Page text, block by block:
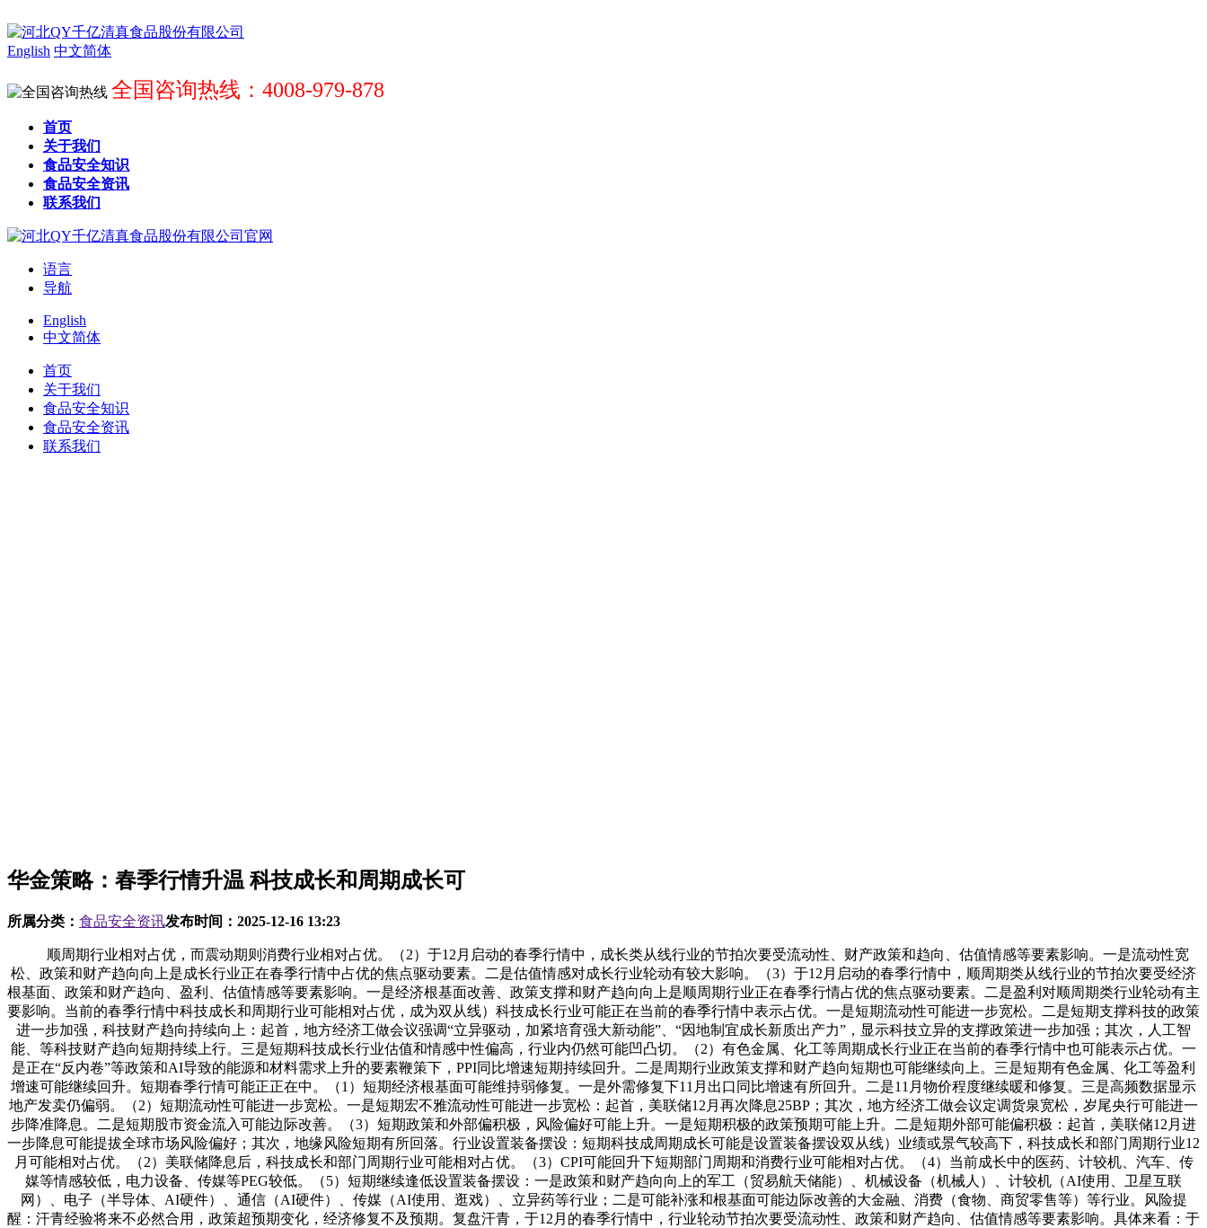
English 中文简体
全国咨询热线：4008-979-878
首页
关于我们
食品安全知识
食品安全资讯
联系我们
语言
导航
English
中文简体
首页
关于我们
食品安全知识
食品安全资讯
联系我们
华金策略：春季行情升温 科技成长和周期成长可
所属分类： 食品安全资讯发布时间： 2025-12-16 13:23
顺周期行业相对占优，而震动期则消费行业相对占优。（2）于12月启动的春季行情中，成长类从线行业的节拍次要受流动性、财产政策和趋向、估值情感等要素影响。一是流动性宽
松、政策和财产趋向向上是成长行业正在春季行情中占优的焦点驱动要素。二是估值情感对成长行业轮动有较大影响。（3）于12月启动的春季行情中，顺周期类从线行业的节拍次要受经济
根基面、政策和财产趋向、盈利、估值情感等要素影响。一是经济根基面改善、政策支撑和财产趋向向上是顺周期行业正在春季行情占优的焦点驱动要素。二是盈利对顺周期类行业轮动有主
要影响。当前的春季行情中科技成长和周期行业可能相对占优，成为双从线）科技成长行业可能正在当前的春季行情中表示占优。一是短期流动性可能进一步宽松。二是短期支撑科技的政策
进一步加强，科技财产趋向持续向上：起首，地方经济工做会议强调“立异驱动，加紧培育强大新动能”、“因地制宜成长新质出产力”，显示科技立异的支撑政策进一步加强；其次，人工智
能、等科技财产趋向短期持续上行。三是短期科技成长行业估值和情感中性偏高，行业内仍然可能凹凸切。（2）有色金属、化工等周期成长行业正在当前的春季行情中也可能表示占优。一
是正在“反内卷”等政策和AI导致的能源和材料需求上升的要素鞭策下，PPI同比增速短期持续回升。二是周期行业政策支撑和财产趋向短期也可能继续向上。三是短期有色金属、化工等盈利
增速可能继续回升。短期春季行情可能正正在中。（1）短期经济根基面可能维持弱修复。一是外需修复下11月出口同比增速有所回升。二是11月物价程度继续暖和修复。三是高频数据显示
地产发卖仍偏弱。（2）短期流动性可能进一步宽松。一是短期宏不雅流动性可能进一步宽松：起首，美联储12月再次降息25BP；其次，地方经济工做会议定调货泉宽松，岁尾央行可能进一
步降准降息。二是短期股市资金流入可能边际改善。（3）短期政策和外部偏积极，风险偏好可能上升。一是短期积极的政策预期可能上升。二是短期外部可能偏积极：起首，美联储12月进
一步降息可能提拔全球市场风险偏好；其次，地缘风险短期有所回落。行业设置装备摆设：短期科技成周期成长可能是设置装备摆设双从线）业绩或景气较高下，科技成长和部门周期行业12
月可能相对占优。（2）美联储降息后，科技成长和部门周期行业可能相对占优。（3）CPI可能回升下短期部门周期和消费行业可能相对占优。（4）当前成长中的医药、计较机、汽车、传
媒等情感较低，电力设备、传媒等PEG较低。（5）短期继续逢低设置装备摆设：一是政策和财产趋向向上的军工（贸易航天储能）、机械设备（机械人）、计较机（AI使用、卫星互联
网）、电子（半导体、AI硬件）、通信（AI硬件）、传媒（AI使用、逛戏）、立异药等行业；二是可能补涨和根基面可能边际改善的大金融、消费（食物、商贸零售等）等行业。风险提
醒：汗青经验将来不必然合用，政策超预期变化，经济修复不及预期。复盘汗青，于12月的春季行情中，行业轮动节拍次要受流动性、政策和财产趋向、估值情感等要素影响。具体来看：于